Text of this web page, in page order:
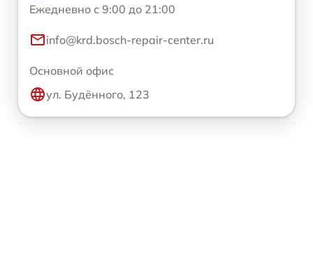
Ежедневно с 9:00 до 21:00
info@krd.bosch-repair-center.ru
Основной офис
ул. Будённого, 123